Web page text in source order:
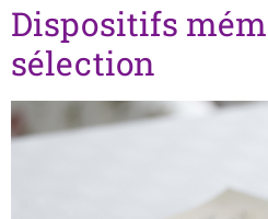
Dispositifs
sélection